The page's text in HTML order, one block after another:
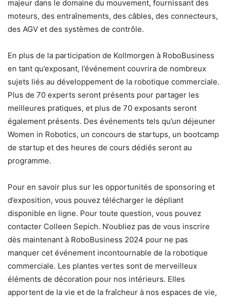
majeur dans le domaine du mouvement, fournissant des
moteurs, des entraînements, des câbles, des connecteurs,
des AGV et des systèmes de contrôle.
En plus de la participation de Kollmorgen à RoboBusiness
en tant qu’exposant, l’événement couvrira de nombreux
sujets liés au développement de la robotique commerciale.
Plus de 70 experts seront présents pour partager les
meilleures pratiques, et plus de 70 exposants seront
également présents. Des événements tels qu’un déjeuner
Women in Robotics, un concours de startups, un bootcamp
de startup et des heures de cours dédiés seront au
programme.
Pour en savoir plus sur les opportunités de sponsoring et
d’exposition, vous pouvez télécharger le dépliant
disponible en ligne. Pour toute question, vous pouvez
contacter Colleen Sepich. N’oubliez pas de vous inscrire
dès maintenant à RoboBusiness 2024 pour ne pas
manquer cet événement incontournable de la robotique
commerciale. Les plantes vertes sont de merveilleux
éléments de décoration pour nos intérieurs. Elles
apportent de la vie et de la fraîcheur à nos espaces de vie,